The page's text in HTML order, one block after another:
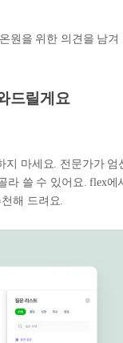
원을 위한 의견을 남겨
드릴게요
지 마세요. 전문가가 엄
라 쓸 수 있어요. flex에
해 드려요.